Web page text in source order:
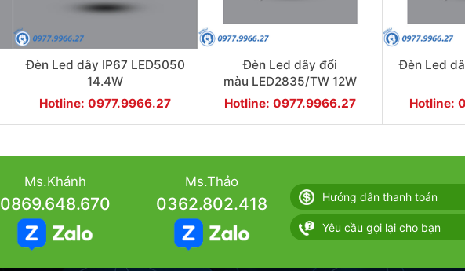
Đèn Led dây IP67 LED5050
14.4W
Hotline: 0977.9966.27
Đèn Led dây đổi
màu LED2835/TW 12W
Hotline: 0977.9966.27
Đèn Led
Hotline:
Ms.Khánh
0869.648.670
Ms.Thảo
0362.802.418 Hướng dẫn thanh toán
Yêu cầu gọi lại cho bạn